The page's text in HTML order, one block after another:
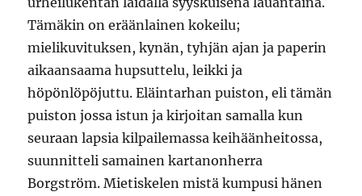
Tämäkin on eräänlainen kokeilu;
mielikuvituksen, kynän, tyhjän ajan ja paperin
aikaansaama hupsuttelu, leikki ja
höpönlöpöjuttu. Eläintarhan puiston, eli tämän
puiston jossa istun ja kirjoitan samalla kun
seuraan lapsia kilpailemassa keihäänheitossa,
suunnitteli samainen kartanonherra
Borgström. Mietiskelen mistä kumpusi hänen